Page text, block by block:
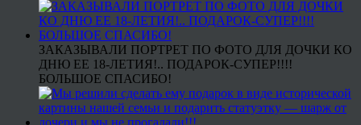
ЗАКАЗЫВАЛИ ПОРТРЕТ ПО ФОТО ДЛЯ ДОЧКИ КО
ДНЮ ЕЕ 18-ЛЕТИЯ!.. ПОДАРОК-СУПЕР!!!!
БОЛЬШОЕ СПАСИБО!